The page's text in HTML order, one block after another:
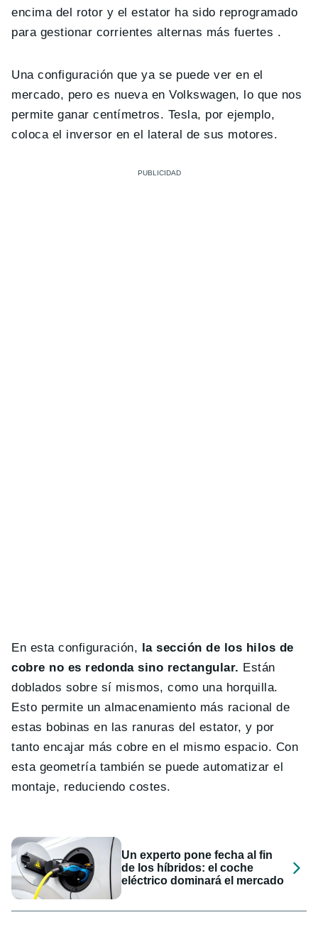
encima del rotor y el estator ha sido reprogramado
para gestionar corrientes alternas más fuertes .
Una configuración que ya se puede ver en el
mercado, pero es nueva en Volkswagen, lo que nos
permite ganar centímetros. Tesla, por ejemplo,
coloca el inversor en el lateral de sus motores.
En esta configuración,
la sección de los hilos de
cobre no es redonda sino rectangular. Están
doblados sobre sí mismos, como una horquilla.
Esto permite un almacenamiento más racional de
estas bobinas en las ranuras del estator, y por
tanto encajar más cobre en el mismo espacio. Con
esta geometría también se puede automatizar el
montaje, reduciendo costes.
Un experto pone fecha al fin
de los híbridos: el coche
eléctrico dominará el mercado